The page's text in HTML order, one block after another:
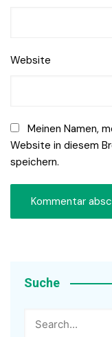
Website
Meinen Namen,
Website in diesem
speichern.
Suche